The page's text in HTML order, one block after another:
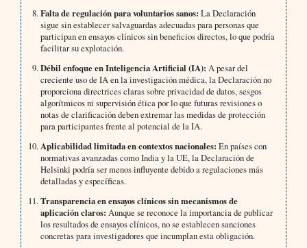
Falta de regulación para voluntarios sanos: La Declaración
sigue sin establecer salvaguardas adecuadas para personas que
participan en ensayos clínicos sin beneficios directos, lo que podría
facilitar su explotación.
Débil enfoque en Inteligencia Artificial (IA): A pesar del
creciente uso de IA en la investigación médica, la Declaración no
proporciona directrices claras sobre privacidad de datos, sesgos
algorítmicos ni supervisión ética por lo que futuras revisiones o
notas de clarificación deben extremar las medidas de protección
para participantes frente al potencial de la IA.
Aplicabilidad limitada en contextos nacionales: En países con
normativas avanzadas como India y la UE, la Declaración de
Helsinki podría ser menos influyente debido a regulaciones más
detalladas y específicas.
Transparencia en ensayos clínicos sin mecanismos de
aplicación claros: Aunque se reconoce la importancia de publicar
los resultados de ensayos clínicos, no se establecen sanciones
concretas para investigadores que incumplan esta obligación.